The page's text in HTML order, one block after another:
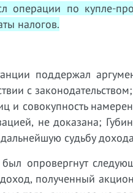
операции по купле-
налогов.
поддержал
с
и совокупность
не доказана;
судьбу
опровергнут
полученный